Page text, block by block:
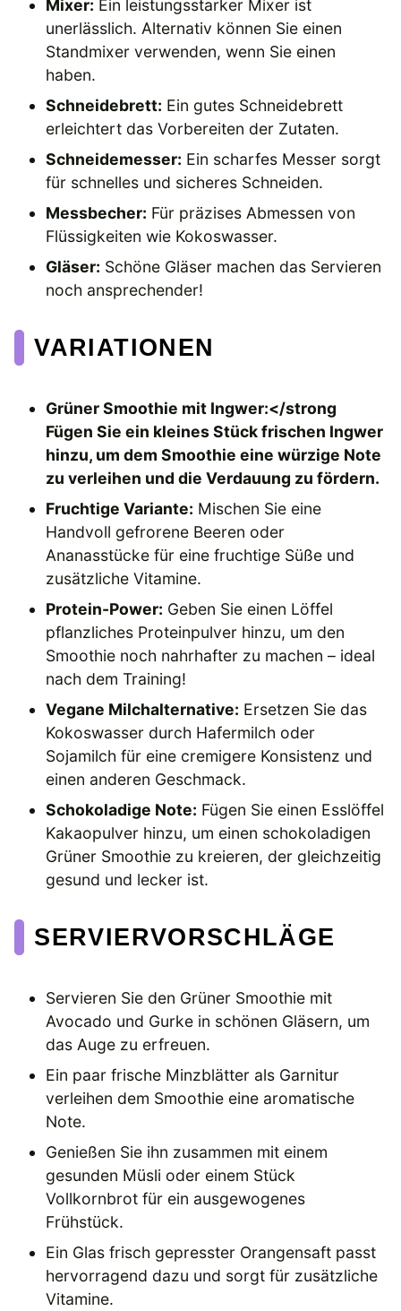
Mixer: Ein leistungsstarker Mixer ist
unerlässlich. Alternativ können Sie einen
Standmixer verwenden, wenn Sie einen
haben.
Schneidebrett: Ein gutes Schneidebrett
erleichtert das Vorbereiten der Zutaten.
Schneidemesser: Ein scharfes Messer sorgt
für schnelles und sicheres Schneiden.
Messbecher: Für präzises Abmessen von
Flüssigkeiten wie Kokoswasser.
Gläser: Schöne Gläser machen das Servieren
noch ansprechender!
VARIATIONEN
Grüner Smoothie mit Ingwer:</strong
Fügen Sie ein kleines Stück frischen Ingwer
hinzu, um dem Smoothie eine würzige Note
zu verleihen und die Verdauung zu fördern.
Fruchtige Variante: Mischen Sie eine
Handvoll gefrorene Beeren oder
Ananasstücke für eine fruchtige Süße und
zusätzliche Vitamine.
Protein-Power: Geben Sie einen Löffel
pflanzliches Proteinpulver hinzu, um den
Smoothie noch nahrhafter zu machen – ideal
nach dem Training!
Vegane Milchalternative: Ersetzen Sie das
Kokoswasser durch Hafermilch oder
Sojamilch für eine cremigere Konsistenz und
einen anderen Geschmack.
Schokoladige Note: Fügen Sie einen Esslöffel
Kakaopulver hinzu, um einen schokoladigen
Grüner Smoothie zu kreieren, der gleichzeitig
gesund und lecker ist.
SERVIERVORSCHLÄGE
Servieren Sie den Grüner Smoothie mit
Avocado und Gurke in schönen Gläsern, um
das Auge zu erfreuen.
Ein paar frische Minzblätter als Garnitur
verleihen dem Smoothie eine aromatische
Note.
Genießen Sie ihn zusammen mit einem
gesunden Müsli oder einem Stück
Vollkornbrot für ein ausgewogenes
Frühstück.
Ein Glas frisch gepresster Orangensaft passt
hervorragend dazu und sorgt für zusätzliche
Vitamine.